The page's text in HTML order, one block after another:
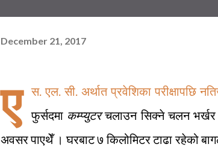
December 21, 2017
ए
स. एल. सी. अर्थात प्रवेशिका परीक्षापछि
फुर्सदमा कम्प्युटरचलाउन सिक्ने चलन भर्खर
अवसर पाएथेँ । घरबाट ७ किलोमिटर टाढा रहेको